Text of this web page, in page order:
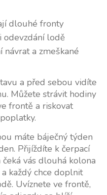
dlouhé fronty
odevzdání lodě
a zmeškané
a před sebou vidíte
Můžete strávit hodiny
frontě a riskovat
máte báječný týden
Přijíždíte k čerpací
vás dlouhá kolona
každý chce doplnit
Uvíznete ve frontě,